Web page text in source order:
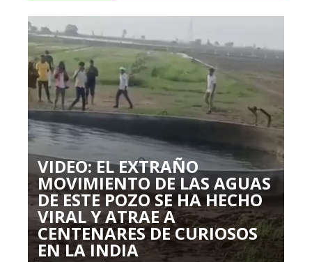
VIDEO: EL EXTRAÑO
MOVIMIENTO DE LAS AGUAS
DE ESTE POZO SE HA HECHO
VIRAL Y ATRAE A
CENTENARES DE CURIOSOS
EN LA INDIA